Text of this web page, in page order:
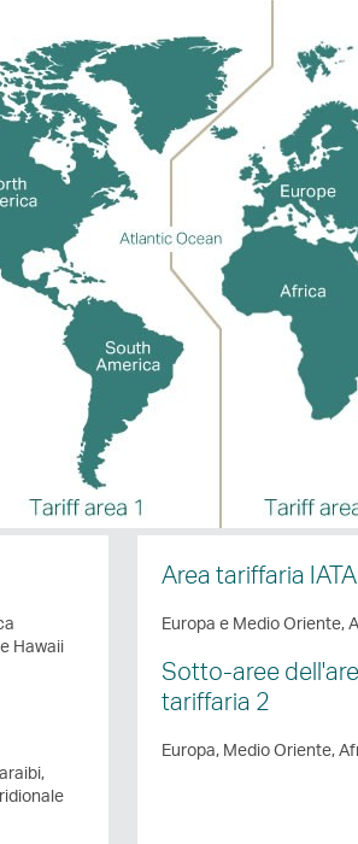
Hawaii
Area tariffaria
Europa e Medio Oriente,
Sotto-aree
tariffaria 2
Europa, Medio Oriente,